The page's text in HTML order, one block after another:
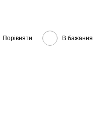
Порівняти В бажання